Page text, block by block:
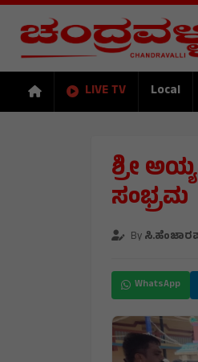
LIVE TV Local
ಶ್ರೀ
ಸಂಭ್ರಮ
By
WhatsApp